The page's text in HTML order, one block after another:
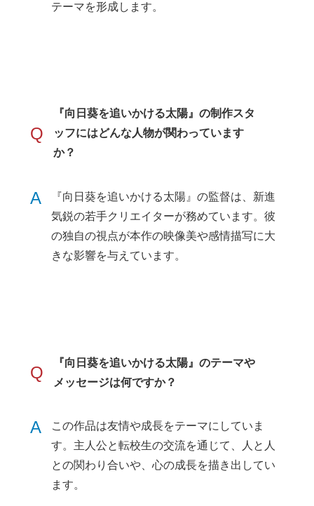
テーマを形成します。
Q
『向日葵を追いかける太陽』の制作スタ
ッフにはどんな人物が関わっています
か？
A
『向日葵を追いかける太陽』の監督は、新進
気鋭の若手クリエイターが務めています。彼
の独自の視点が本作の映像美や感情描写に大
きな影響を与えています。
Q
『向日葵を追いかける太陽』のテーマや
メッセージは何ですか？
A
この作品は友情や成長をテーマにしていま
す。主人公と転校生の交流を通じて、人と人
との関わり合いや、心の成長を描き出してい
ます。